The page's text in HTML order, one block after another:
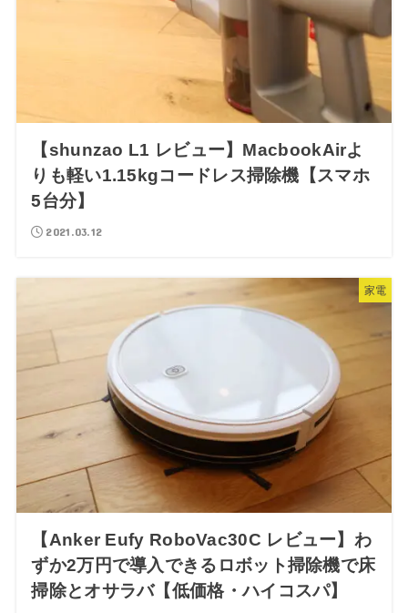
【shunzao L1 レビュー】MacbookAirよ
りも軽い1.15kgコードレス掃除機【スマホ
5台分】
2021.03.12
家電
【Anker Eufy RoboVac30C レビュー】わ
ずか2万円で導入できるロボット掃除機で床
掃除とオサラバ【低価格・ハイコスパ】